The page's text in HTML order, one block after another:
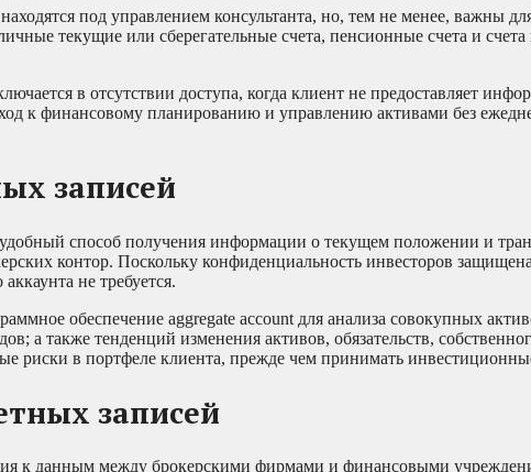
под управлением консультанта, но, тем не менее, важны
текущие или сберегательные счета, пенсионные счета и
в отсутствии доступа, когда клиент не предоставляет
к финансовому планированию и управлению активами без
записей
способ получения информации о текущем положении и
контор. Поскольку конфиденциальность инвесторов
не требуется.
обеспечение aggregate account для анализа совокупных
а также тенденций изменения активов, обязательств,
риски в портфеле клиента, прежде чем принимать
записей
к данным между брокерскими фирмами и финансовыми